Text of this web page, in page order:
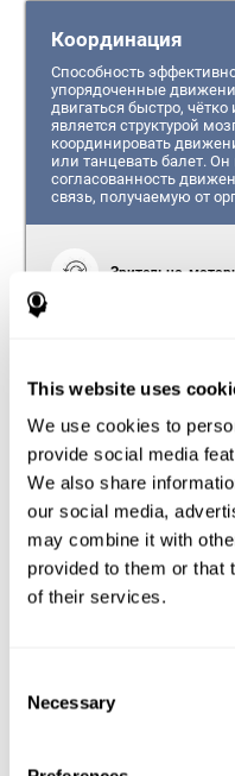
This website uses
We use cookies to
provide social media
We also share
our social media,
may combine it with
provided to them or that
of their services.
Selection
Necessary
Координация
Способность
упорядоченные
двигаться быстро,
является структурой
координировать
или танцевать балет.
согласованность
связь, получаемую от
Зрительно-
Способность
управлять
Время реакции
Способность
отвечать на стимул.
идентифицируется с
поскольку она
проходит от момента
получения ответа на
Способность не
когнитивных ресурсов